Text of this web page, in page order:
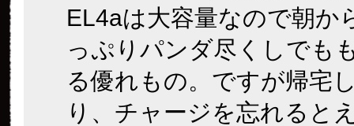
EL4aは大容量なので朝か
っぷりパンダ尽くしでも
る優れもの。ですが帰宅
り、チャージを忘れると